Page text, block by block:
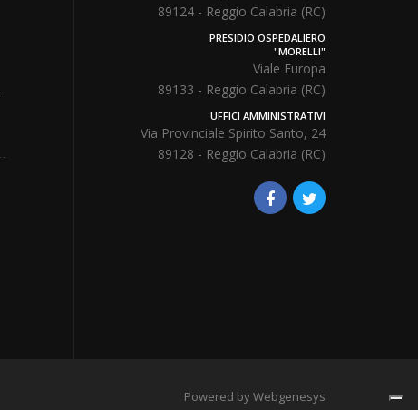
89124 - Reggio Calabria (RC)
PRESIDIO OSPEDALIERO
"MORELLI"
Viale Europa
89133 - Reggio Calabria (RC)
UFFICI AMMINISTRATIVI
Via Provinciale Spirito Santo, 24
89128 - Reggio Calabria (RC)
Powered by Webgenesys